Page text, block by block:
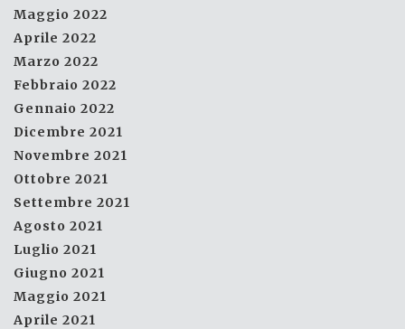
Maggio 2022
Aprile 2022
Marzo 2022
Febbraio 2022
Gennaio 2022
Dicembre 2021
Novembre 2021
Ottobre 2021
Settembre 2021
Agosto 2021
Luglio 2021
Giugno 2021
Maggio 2021
Aprile 2021